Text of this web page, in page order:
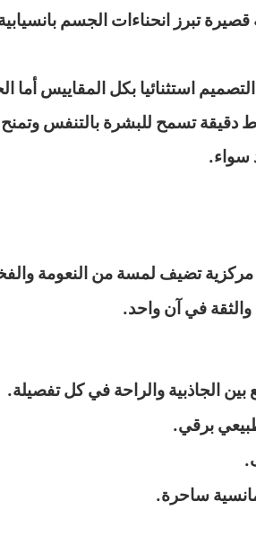
تبرز انحناءات الجسم بانسيابية
استثنائيا بكل المقاييس أما
تسمح للبشرة بالتنفس
سواء.
مركزية تضيف لمسة من النعومة
الجاذبية والراحة في كل تفصيلة.
برقي.
ساحرة.